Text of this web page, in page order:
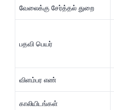
வேலைக்கு சேர்த்தல் துறை
பதவி பெயர்
விளம்பர எண்
காலியிடங்கள்